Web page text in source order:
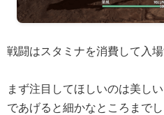
戦闘はスタミナを消費して入
まず注目してほしいのは美し
であげると細かなところまで